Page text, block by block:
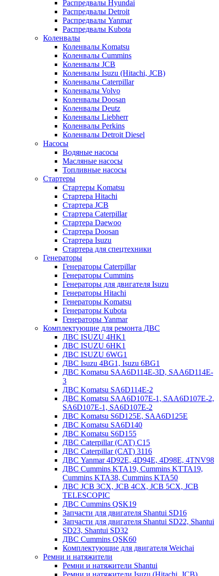
Распредвалы Hyundai
Распредвалы Detroit
Распредвалы Yanmar
Распредвалы Kubota
Коленвалы
Коленвалы Komatsu
Коленвалы Cummins
Коленвалы JCB
Коленвалы Isuzu (Hitachi, JCB)
Коленвалы Caterpillar
Коленвалы Volvo
Коленвалы Doosan
Коленвалы Deutz
Коленвалы Liebherr
Коленвалы Perkins
Коленвалы Detroit Diesel
Насосы
Водяные насосы
Масляные насосы
Топливные насосы
Стартеры
Стартеры Komatsu
Стартера Hitachi
Стартера JCB
Стартера Caterpillar
Стартера Daewoo
Стартера Doosan
Стартера Isuzu
Стартера для спецтехники
Генераторы
Генераторы Caterpillar
Генераторы Cummins
Генераторы для двигателя Isuzu
Генераторы Hitachi
Генераторы Komatsu
Генераторы Kubota
Генераторы Yanmar
Комплектующие для ремонта ДВС
ДВС ISUZU 4HK1
ДВС ISUZU 6HK1
ДВС ISUZU 6WG1
ДВС Isuzu 4BG1, Isuzu 6BG1
ДВС Komatsu SAA6D114E-3D, SAA6D114E-
3
ДВС Komatsu SA6D114E-2
ДВС Komatsu SAA6D107E-1, SAA6D107E-2,
SA6D107E-1, SA6D107E-2
ДВС Komatsu S6D125E, SAA6D125E
ДВС Komatsu SA6D140
ДВС Komatsu S6D155
ДВС Caterpillar (CAT) C15
ДВС Caterpillar (CAT) 3116
ДВС Yanmar 4D92E, 4D94E, 4D98E, 4TNV98
ДВС Cummins KTA19, Cummins KTTA19,
Cummins KTA38, Cummins KTA50
ДВС JCB 3CX, JCB 4CX, JCB 5CX, JCB
TELESCOPIC
ДВС Cummins QSK19
Запчасти для двигателя Shantui SD16
Запчасти для двигателя Shantui SD22, Shantui
SD23, Shantui SD32
ДВС Cummins QSK60
Комплектующие для двигателя Weichai
Ремни и натяжители
Ремни и натяжители Shantui
Ремни и натяжители Isuzu (Hitachi, JCB)